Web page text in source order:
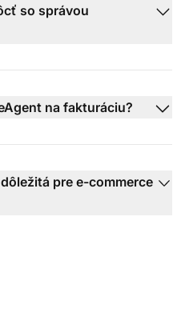
so správou
na fakturáciu?
pre e-commerce